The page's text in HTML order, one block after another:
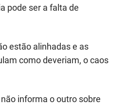
pode ser a falta de
estão alinhadas e as
como deveriam, o caos
informa o outro sobre